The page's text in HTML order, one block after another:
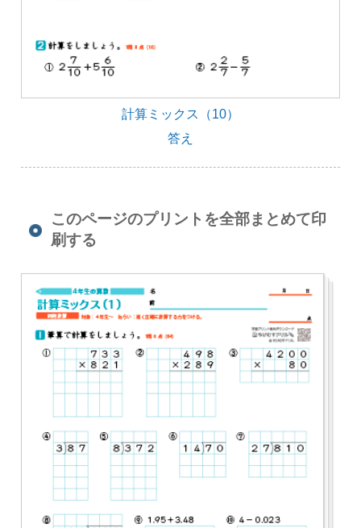
計算ミックス（10）
答え
このページのプリントを全部まとめて印
刷する